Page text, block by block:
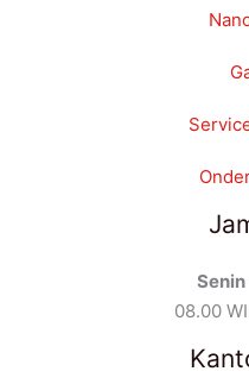
08.00